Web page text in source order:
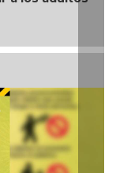
Alondra: